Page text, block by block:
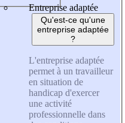
Entreprise adaptée
Qu'est-ce qu'une
entreprise adaptée
?
L'entreprise adaptée
permet à un travailleur
en situation de
handicap d'exercer
une activité
professionnelle dans